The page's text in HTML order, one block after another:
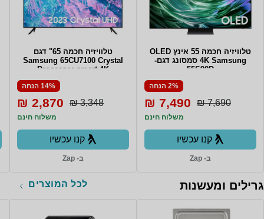
טלוויזיה חכמה 55 אינץ OLED
4K Samsung סמסונג דגם-
55S90D
2% הנחה
7,690 ₪
7,490 ₪
משלוח חינם
קנו עכשיו
ב- Zap
טלוויזיה חכמה 65" דגם
Samsung 65CU7100 Crystal
Processor smart 4K
14% הנחה
3,348 ₪
2,870 ₪
משלוח חינם
קנו עכשיו
ב- Zap
גרילים ומעשנות לכל המוצרים